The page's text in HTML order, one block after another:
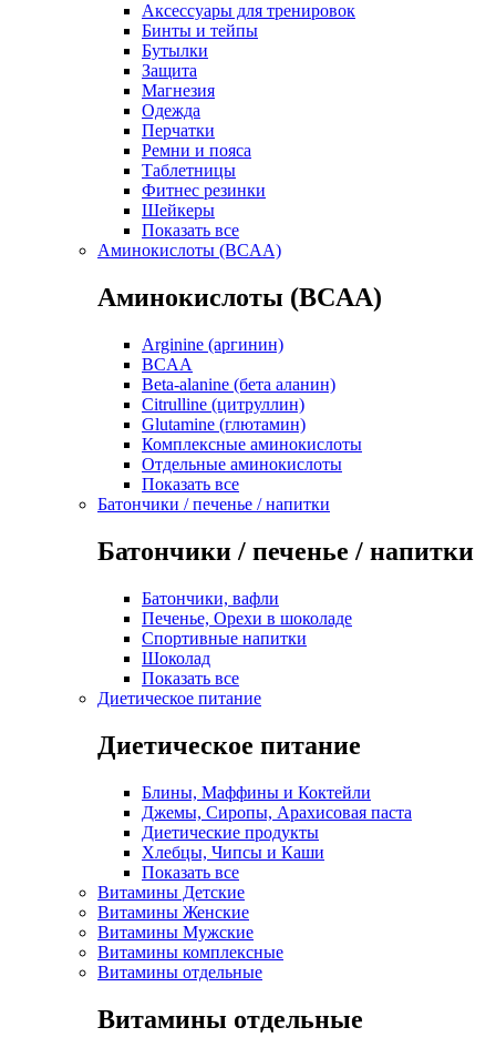
Аксессуары для тренировок
Бинты и тейпы
Бутылки
Защита
Магнезия
Одежда
Перчатки
Ремни и пояса
Таблетницы
Фитнес резинки
Шейкеры
Показать все
Аминокислоты (BCAA)
Аминокислоты (BCAA)
Arginine (аргинин)
BCAA
Beta-alanine (бета аланин)
Citrulline (цитруллин)
Glutamine (глютамин)
Комплексные аминокислоты
Отдельные аминокислоты
Показать все
Батончики / печенье / напитки
Батончики / печенье / напитки
Батончики, вафли
Печенье, Орехи в шоколаде
Спортивные напитки
Шоколад
Показать все
Диетическое питание
Диетическое питание
Блины, Маффины и Коктейли
Джемы, Сиропы, Арахисовая паста
Диетические продукты
Хлебцы, Чипсы и Каши
Показать все
Витамины Детские
Витамины Женские
Витамины Мужские
Витамины комплексные
Витамины отдельные
Витамины отдельные